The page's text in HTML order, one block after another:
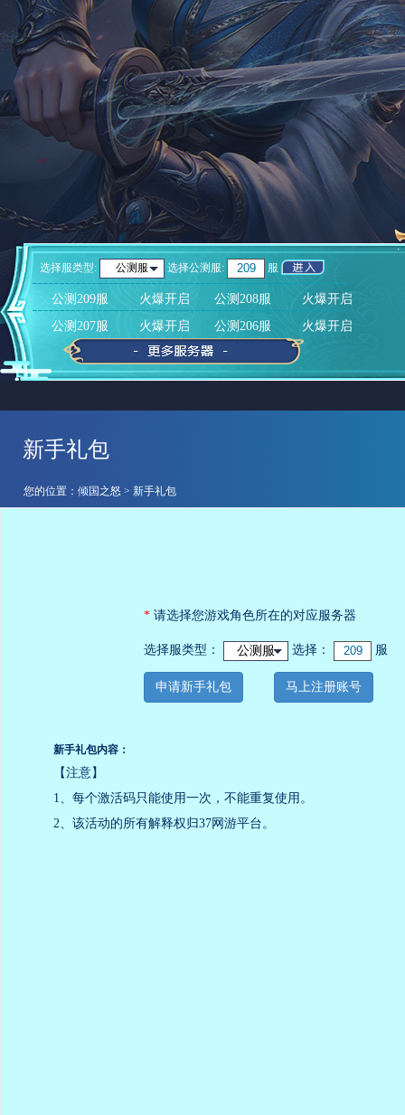
选择服类型: 公测服 选择公测服: 服
公测209服 火爆开启 公测208服
火爆开启
公测207服
火爆开启 公测206服
火爆开启
公测205服
火爆开启
新手礼包
您的位置： 倾国之怒 > 新手礼包
* 请选择您游戏角色所在的对应服务器
选择服类型： 公测服 选择 ： 服
申请新手礼包 马上注册账号
新手礼包内容：
【注意】
1、每个激活码只能使用一次，不能重复使用。
2、该活动的所有解释权归37网游平台。